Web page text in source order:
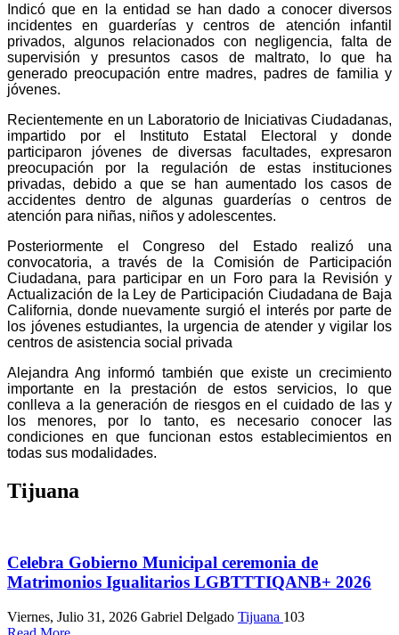
Indicó que en la entidad se han dado a conocer diversos
incidentes en guarderías y centros de atención infantil
privados, algunos relacionados con negligencia, falta de
supervisión y presuntos casos de maltrato, lo que ha
generado preocupación entre madres, padres de familia y
jóvenes.
Recientemente en un Laboratorio de Iniciativas Ciudadanas,
impartido por el Instituto Estatal Electoral y donde
participaron jóvenes de diversas facultades, expresaron
preocupación por la regulación de estas instituciones
privadas, debido a que se han aumentado los casos de
accidentes dentro de algunas guarderías o centros de
atención para niñas, niños y adolescentes.
Posteriormente el Congreso del Estado realizó una
convocatoria, a través de la Comisión de Participación
Ciudadana, para participar en un Foro para la Revisión y
Actualización de la Ley de Participación Ciudadana de Baja
California, donde nuevamente surgió el interés por parte de
los jóvenes estudiantes, la urgencia de atender y vigilar los
centros de asistencia social privada
Alejandra Ang informó también que existe un crecimiento
importante en la prestación de estos servicios, lo que
conlleva a la generación de riesgos en el cuidado de las y
los menores, por lo tanto, es necesario conocer las
condiciones en que funcionan estos establecimientos en
todas sus modalidades.
Tijuana
Celebra Gobierno Municipal ceremonia de
Matrimonios Igualitarios LGBTTTIQANB+ 2026
Viernes, Julio 31, 2026 Gabriel Delgado Tijuana 103